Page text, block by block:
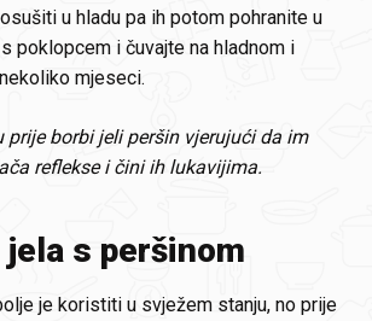
u hladu pa ih potom pohranite u
poklopcem i čuvajte na hladnom i
mjeseci.
prije borbi jeli peršin vjerujući da im
reflekse i čini ih lukavijima.
s peršinom
je koristiti u svježem stanju, no prije